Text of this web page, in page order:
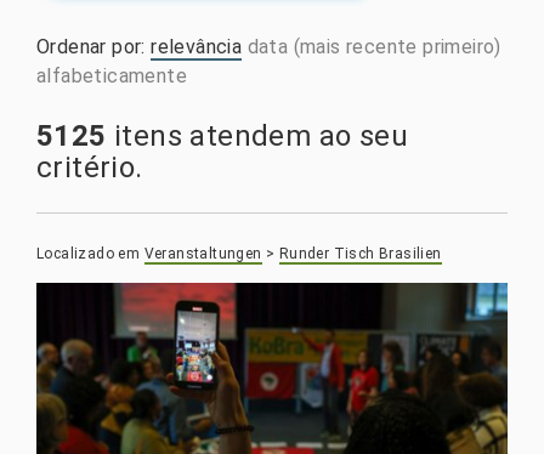
Ordenar por:relevância data (mais recente primeiro)
alfabeticamente
5125 itens atendem ao seu
critério.
Localizado em Veranstaltungen > Runder Tisch Brasilien